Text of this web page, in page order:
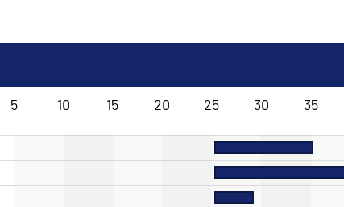
5 10 15 20 25 30 35